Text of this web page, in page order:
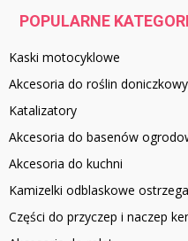
POPULARNE
Kaski motocyklowe
Akcesoria do roślin
Katalizatory
Akcesoria do basenów
Akcesoria do kuchni
Kamizelki odblaskowe
Części do przyczep i naczep